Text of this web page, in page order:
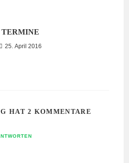
TERMINE
25. April 2016
HAT 2 KOMMENTARE